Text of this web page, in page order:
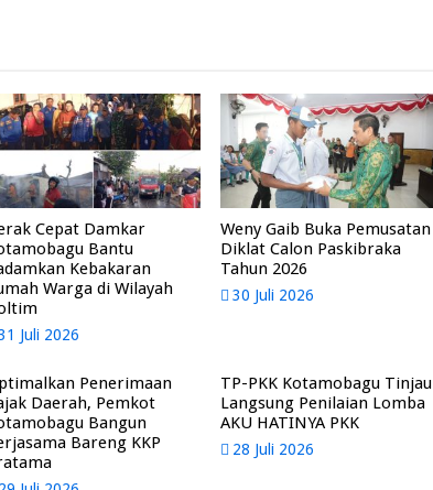
Cepat Damkar
Bantu
Kebakaran
Warga di Wilayah
Juli 2026
Weny Gaib Buka Pemusatan
Diklat Calon Paskibraka
Tahun 2026
30 Juli 2026
Penerimaan
Daerah, Pemkot
Bangun
Bareng KKP
TP-PKK Kotamobagu Tinjau
Langsung Penilaian Lomba
AKU HATINYA PKK
28 Juli 2026